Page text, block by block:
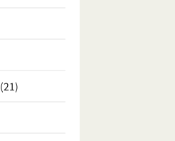
(21)